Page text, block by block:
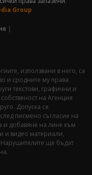
Group
използвани в него, са
и сродните му права.
текстови, графични и
на Агенция
Допуска се
писмено съгласие на
и добавяне на линк към
и видео материали,
Нарушителите ще бъдат